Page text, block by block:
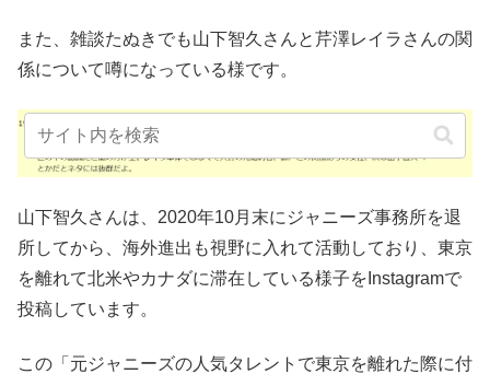
また、雑談たぬきでも山下智久さんと芹澤レイラさんの関
係について噂になっている様です。
山下智久さんは、2020年10月末にジャニーズ事務所を退
所してから、海外進出も視野に入れて活動しており、東京
を離れて北米やカナダに滞在している様子をInstagramで
投稿しています。
この「元ジャニーズの人気タレントで東京を離れた際に付